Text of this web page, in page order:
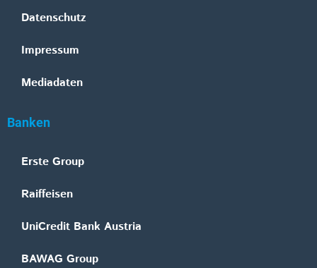
Datenschutz
Impressum
Mediadaten
Banken
Erste Group
Raiffeisen
UniCredit Bank Austria
BAWAG Group